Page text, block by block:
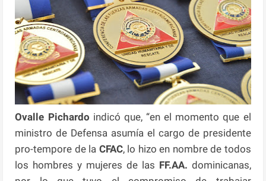
Ovalle Pichardo indicó que, “en el momento que el
ministro de Defensa asumía el cargo de presidente
pro-tempore de la CFAC, lo hizo en nombre de todos
los hombres y mujeres de las FF.AA. dominicanas,